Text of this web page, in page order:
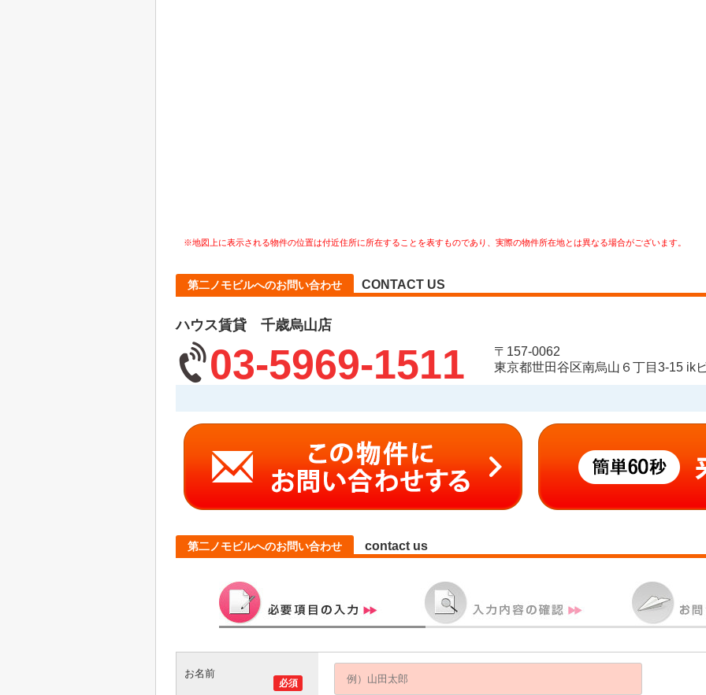
※地図上に表示される物件の位置は付近住所に所在することを表すものであり、実際の物件所在地とは異なる場合がございます。
第二ノモビルへのお問い合わせ CONTACT US
ハウス賃貸 千歳烏山店
03-5969-1511
〒157-0062
東京都世田谷区南烏山６丁目3-15 ik
第二ノモビルへのお問い合わせ contact us
必須
お名前